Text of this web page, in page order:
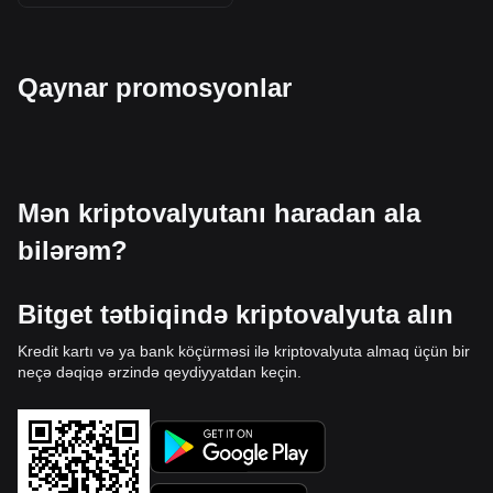
Qaynar promosyonlar
Mən kriptovalyutanı haradan ala
bilərəm?
Bitget tətbiqində kriptovalyuta alın
Kredit kartı və ya bank köçürməsi ilə kriptovalyuta almaq üçün bir
neçə dəqiqə ərzində qeydiyyatdan keçin.